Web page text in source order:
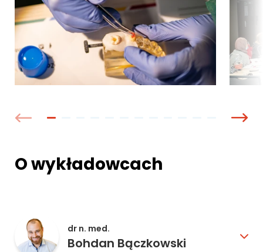
O wykładowcach
dr n. med.
Bohdan Bączkowski